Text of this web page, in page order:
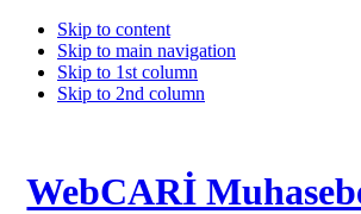
Skip to content
Skip to main navigation
Skip to 1st column
Skip to 2nd column
WebCARİ